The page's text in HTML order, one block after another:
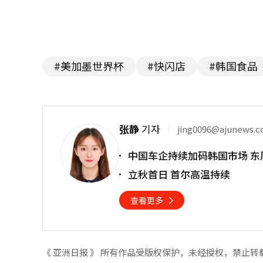
#美加墨世界杯 #快闪店 #韩国食品
张静 기자
中国车企持续加码韩国市场
立秋首日 首尔高温持续
查看更多
《 亚洲日报 》 所有作品受版权保护，未经授权，禁止转